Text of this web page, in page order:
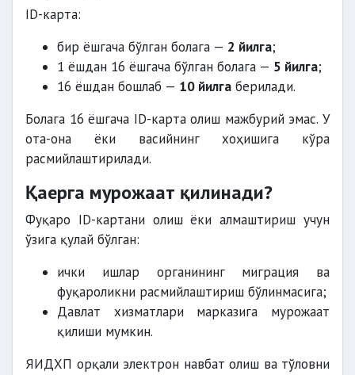
ID-карта:
бир ёшгача бўлган болага — 2 йилга;
1 ёшдан 16 ёшгача бўлган болага — 5 йилга;
16 ёшдан бошлаб — 10 йилга берилади.
Болага 16 ёшгача ID-карта олиш мажбурий эмас. У
ота-она ёки васийнинг хоҳишига кўра
расмийлаштирилади.
Қаерга мурожаат қилинади?
Фуқаро ID-картани олиш ёки алмаштириш учун
ўзига қулай бўлган:
ички ишлар органининг миграция ва
фуқароликни расмийлаштириш бўлинмасига;
Давлат хизматлари марказига мурожаат
қилиши мумкин.
ЯИДХП орқали электрон навбат олиш ва тўловни